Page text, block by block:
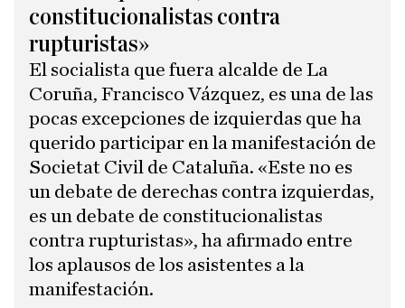
constitucionalistas contra
rupturistas»
El socialista que fuera alcalde de La
Coruña, Francisco Vázquez, es una de las
pocas excepciones de izquierdas que ha
querido participar en la manifestación de
Societat Civil de Cataluña. «Este no es
un debate de derechas contra izquierdas,
es un debate de constitucionalistas
contra rupturistas», ha afirmado entre
los aplausos de los asistentes a la
manifestación.